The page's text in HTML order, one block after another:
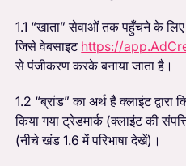
1.1 “खाता” सेवाओं तक पहुँचने के
जिसे वेबसाइट https://
से पंजीकरण करके बनाया जाता है।
1.2 “ब्रांड” का अर्थ है क्लाइंट
किया गया ट्रेडमार्क (क्लाइंट की
(नीचे खंड 1.6 में परिभाषा देखें)।